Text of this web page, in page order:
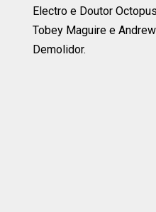
Electro e Doutor
Tobey Maguire e
Demolidor.